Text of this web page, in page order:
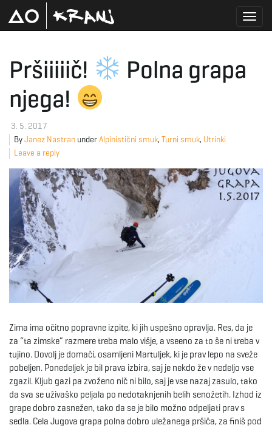
g
n
a
Pršiiiiič!
Polna grapa
njega!
3. 5. 2017
ByJanez Nastran underAlpinistični smuk, Turni smuk, Utrinki
Leave a reply
Zima ima očitno popravne izpite, ki jih uspešno opravlja. Res, da je
za “ta zimske” razmere treba malo višje, a vseeno za to še ni treba v
tujino. Dovolj je domači, osamljeni Martuljek, ki je prav lepo na sveže
pobeljen. Ponedeljek je bil prava izbira, saj je nekdo že v nedeljo vse
zgazil. Kljub gazi pa zvoženo nič ni bilo, saj je vse nazaj zasulo, tako
da sva se uživaško peljala po nedotaknjenih belih senožetih. Izhod iz
grape dobro zasnežen, tako da se je bilo možno odpeljati prav s
sedla. Cela Jugova grapa polna dobro uležanega pršiča, za finiš pod